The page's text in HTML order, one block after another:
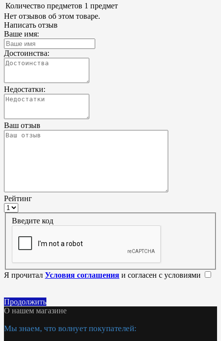
Количество предметов 1 предмет
Нет отзывов об этом товаре.
Написать отзыв
Ваше имя:
Достоинства:
Недостатки:
Ваш отзыв
Рейтинг
Введите код
Я прочитал Условия соглашения и согласен с условиями
Продолжить
О нашем магазине
Мы знаем, что волнует покупателей: